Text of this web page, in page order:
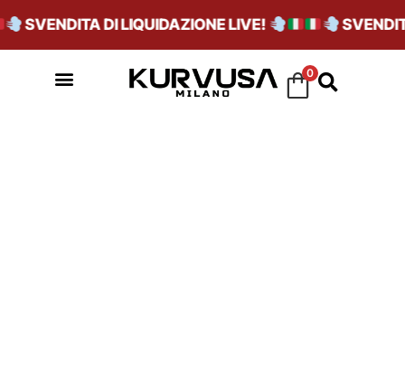
SVENDITA DI LIQUIDAZIONE LIVE!
0